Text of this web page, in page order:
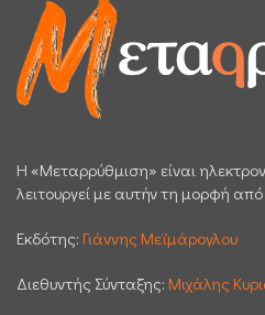
H «Μεταρρύθμιση» είναι
λειτουργεί με αυτήν τη μορφή
Εκδότης: Γιάννης Μεϊμάρογλου
Διεθυντής Σύνταξης: Μιχάλης